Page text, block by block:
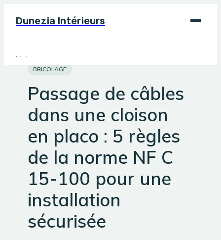
Dunezia Intérieurs
Maison
Jardinage
Bricolage
BRICOLAGE
Passage de câbles
dans une cloison
en placo : 5 règles
de la norme NF C
15-100 pour une
installation
sécurisée